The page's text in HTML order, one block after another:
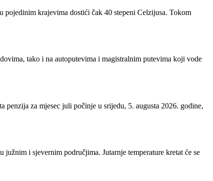
pojedinim krajevima dostići čak 40 stepeni Celzijusa. Tokom
tako i na autoputevima i magistralnim putevima koji vode
penzija za mjesec juli počinje u srijedu, 5. augusta 2026. godine,
i sjevernim područjima. Jutarnje temperature kretat će se